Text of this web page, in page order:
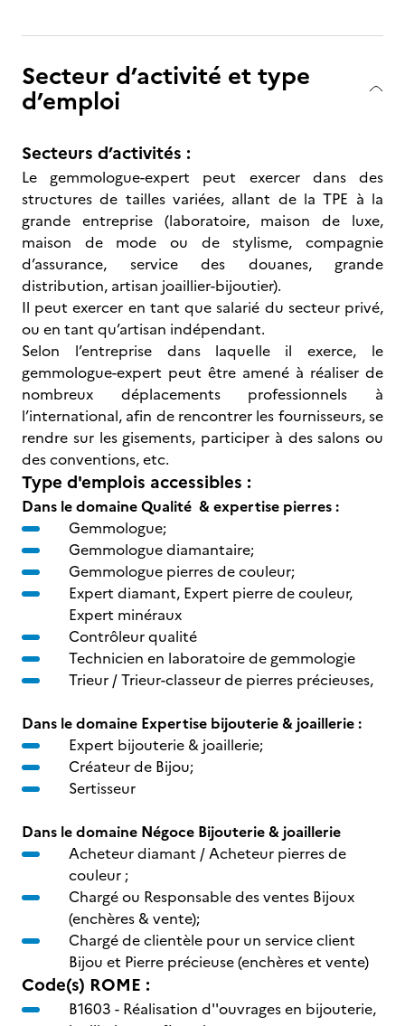
Secteur d’activité et type
d’emploi
Secteurs d’activités :
Le gemmologue-expert peut exercer dans des
structures de tailles variées, allant de la TPE à la
grande entreprise (laboratoire, maison de luxe,
maison de mode ou de stylisme, compagnie
d’assurance, service des douanes, grande
distribution, artisan joaillier-bijoutier).
Il peut exercer en tant que salarié du secteur privé,
ou en tant qu’artisan indépendant.
Selon l’entreprise dans laquelle il exerce, le
gemmologue-expert peut être amené à réaliser de
nombreux déplacements professionnels à
l’international, afin de rencontrer les fournisseurs, se
rendre sur les gisements, participer à des salons ou
des conventions, etc.
Type d'emplois accessibles :
Dans le domaine Qualité & expertise pierres:
Gemmologue;
Gemmologue diamantaire;
Gemmologue pierres de couleur;
Expert diamant, Expert pierre de couleur,
Expert minéraux
Contrôleur qualité
Technicien en laboratoire de gemmologie
Trieur / Trieur-classeur de pierres précieuses,
Dans le domaine Expertise bijouterie & joaillerie :
Expert bijouterie & joaillerie;
Créateur de Bijou;
Sertisseur
Dans le domaine Négoce Bijouterie & joaillerie
Acheteur diamant / Acheteur pierres de
couleur ;
Chargé ou Responsable des ventes Bijoux
(enchères & vente);
Chargé de clientèle pour un service client
Bijou et Pierre précieuse (enchères et vente)
Code(s) ROME :
B1603 - Réalisation d''ouvrages en bijouterie,